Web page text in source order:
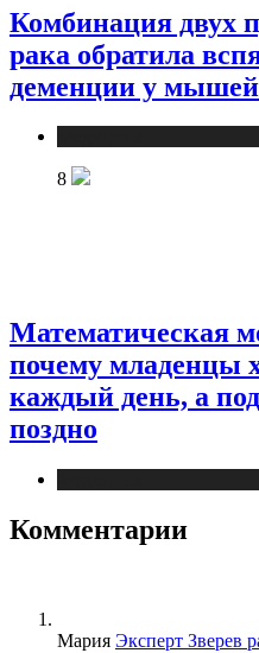
Комбинация двух
рака обратила
деменции у мышей
8
Математическая
почему младенцы
каждый день, а
поздно
Комментарии
Мария Эксперт Зверев